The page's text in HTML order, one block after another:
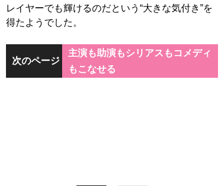
レイヤーでも輝けるのだという“大きな気付き”を
得たようでした。
次のページ
主演も助演もシリアスもコメディ
もこなせる